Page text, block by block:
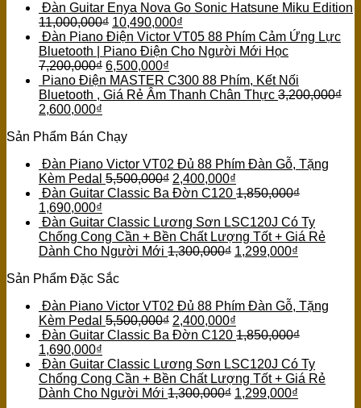
Đàn Guitar Enya Nova Go Sonic Hatsune Miku Edition
11,000,000₫ 10,490,000₫
Đàn Piano Điện Victor VT05 88 Phím Cảm Ứng Lực
Bluetooth | Piano Điện Cho Người Mới Học
7,200,000₫ 6,500,000₫
Piano Điện MASTER C300 88 Phím, Kết Nối
Bluetooth , Giá Rẻ Âm Thanh Chân Thực 3,200,000₫
2,600,000₫
Sản Phẩm Bán Chạy
Đàn Piano Victor VT02 Đủ 88 Phím Đàn Gỗ, Tặng
Kèm Pedal 5,500,000₫ 2,400,000₫
Đàn Guitar Classic Ba Đờn C120 1,850,000₫
1,690,000₫
Đàn Guitar Classic Lương Sơn LSC120J Có Ty
Chống Cong Cần + Bền Chất Lượng Tốt + Giá Rẻ
Dành Cho Người Mới 1,300,000₫ 1,299,000₫
Sản Phẩm Đặc Sắc
Đàn Piano Victor VT02 Đủ 88 Phím Đàn Gỗ, Tặng
Kèm Pedal 5,500,000₫ 2,400,000₫
Đàn Guitar Classic Ba Đờn C120 1,850,000₫
1,690,000₫
Đàn Guitar Classic Lương Sơn LSC120J Có Ty
Chống Cong Cần + Bền Chất Lượng Tốt + Giá Rẻ
Dành Cho Người Mới 1,300,000₫ 1,299,000₫